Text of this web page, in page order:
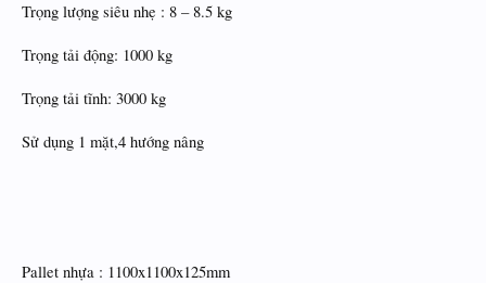
Trọng lượng siêu nhẹ : 8 – 8.5 kg
Trọng tải động: 1000 kg
Trọng tải tĩnh: 3000 kg
Sử dụng 1 mặt,4 hướng nâng
Pallet nhựa : 1100x1100x125mm